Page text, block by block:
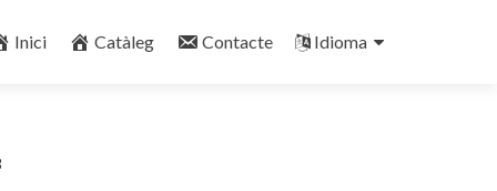
Inici Catàleg Contacte Idioma